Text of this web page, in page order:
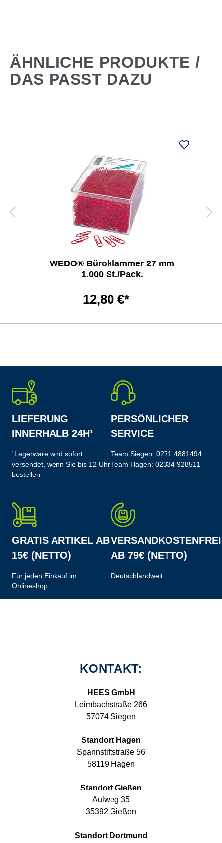
ÄHNLICHE PRODUKTE /
DAS PASST DAZU
WEDO® Büroklammer 27 mm
1.000 St./Pack.
12,80 €*
LIEFERUNG
INNERHALB 24H¹
¹Lagerware wird sofort
versendet, wenn Sie bis 12 Uhr
bestellen
PERSÖNLICHER
SERVICE
Team Siegen: 0271 4881494
Team Hagen: 02334 928511
GRATIS ARTIKEL AB
15€ (NETTO)
Für jeden Einkauf im
Onlineshop
VERSANDKOSTENFREI
AB 79€ (NETTO)
Deutschlandweit
KONTAKT:
HEES GmbH
Leimbachstraße 266
57074 Siegen
Standort Hagen
Spannstiftstraße 56
58119 Hagen
Standort Gießen
Aulweg 35
35392 Gießen
Standort Dortmund